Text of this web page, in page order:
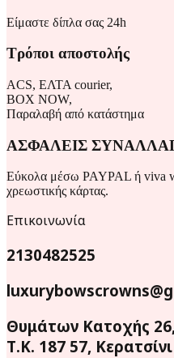
Είμαστε δίπλα σας 24h
Τρόποι αποστολής
ACS, ΕΛΤΑ courier,
BOX NOW,
Παραλαβή από κατάστημα
ΑΣΦΑΛΕΙΣ
Εύκολα μέσω PAYPAL ή viva
χρεωστικής κάρτας.
Επικοινωνία
2130482525
Θυμάτων Κατοχής 26,
Τ.Κ. 187 57, Κερατσίνι